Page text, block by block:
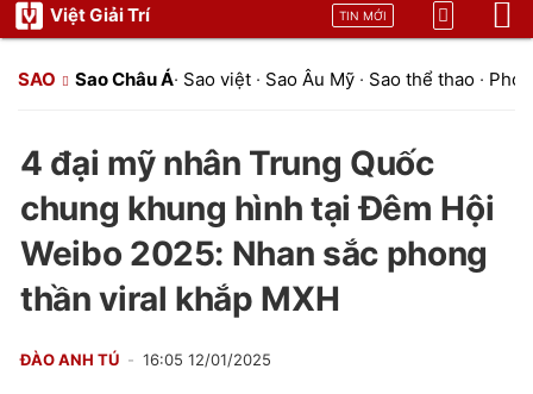
Việt Giải Trí TIN MỚI
SAO Sao Châu Á· Sao việt · Sao Âu Mỹ · Sao thể thao ·
4 đại mỹ nhân Trung Quốc
chung khung hình tại Đêm Hội
Weibo 2025: Nhan sắc phong
thần viral khắp MXH
ĐÀO ANH TÚ 16:05 12/01/2025